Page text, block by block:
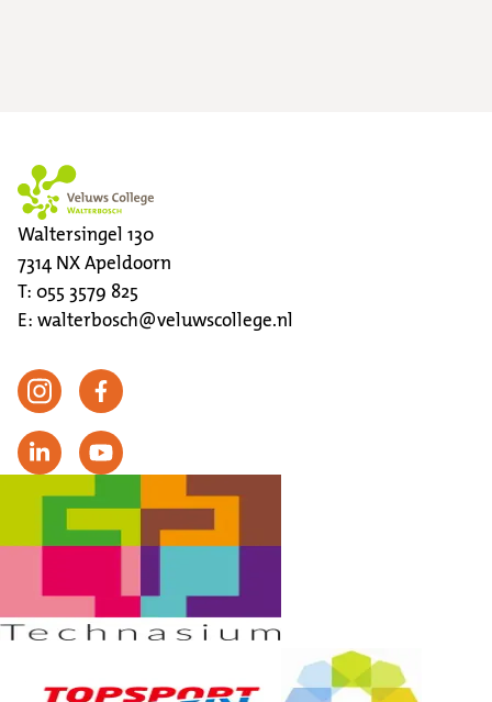
Waltersingel 130
7314 NXApeldoorn
T: 055 3579 825
E: walterbosch@veluwscollege.nl